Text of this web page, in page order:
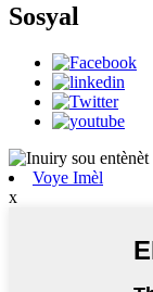
Sosyal
Voye Imèl
x